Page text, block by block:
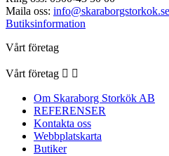
Maila oss: info@skaraborgstorkok.se
Butiksinformation
Vårt företag
Vårt företag  
Om Skaraborg Storkök AB
REFERENSER
Kontakta oss
Webbplatskarta
Butiker